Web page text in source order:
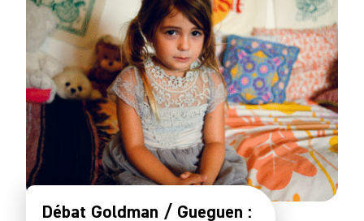
Débat Goldman / Gueguen :